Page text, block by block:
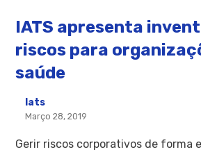
IATS apresenta
riscos para
saúde
Iats
Março 28, 2019
Gerir riscos corporativos de forma